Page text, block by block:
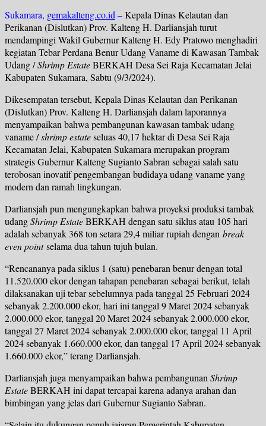
Sukamara, gemakalteng.co.id–Kepala Dinas Kelautan dan
Perikanan (Dislutkan) Prov. Kalteng H. Darliansjah turut
mendampingi Wakil Gubernur Kalteng H. Edy Pratowo menghadiri
kegiatan Tebar Perdana Benur Udang Vaname di Kawasan Tambak
Udang /Shrimp EstateBERKAH Desa Sei Raja Kecamatan Jelai
Kabupaten Sukamara, Sabtu (9/3/2024).
Dikesempatan tersebut, Kepala Dinas Kelautan dan Perikanan
(Dislutkan) Prov. Kalteng H. Darliansjah dalam laporannya
menyampaikan bahwa pembangunan kawasan tambak udang
vaname /shrimp estateseluas 40,17 hektar di Desa Sei Raja
Kecamatan Jelai, Kabupaten Sukamara merupakan program
strategis Gubernur Kalteng Sugianto Sabran sebagai salah satu
terobosan inovatif pengembangan budidaya udang vaname yang
modern dan ramah lingkungan.
Darliansjah pun mengungkapkan bahwa proyeksi produksi tambak
udangShrimp EstateBERKAH dengan satu siklus atau 105 hari
adalah sebanyak 368 ton setara 29,4 miliar rupiah dengan break
even pointselama dua tahun tujuh bulan.
“Rencananya pada siklus 1 (satu) penebaran benur dengan total
11.520.000 ekor dengan tahapan penebaran sebagai berikut, telah
dilaksanakan uji tebar sebelumnya pada tanggal 25 Februari 2024
sebanyak 2.200.000 ekor, hari ini tanggal 9 Maret 2024 sebanyak
2.000.000 ekor, tanggal 20 Maret 2024 sebanyak 2.000.000 ekor,
tanggal 27 Maret 2024 sebanyak 2.000.000 ekor, tanggal 11 April
2024 sebanyak 1.660.000 ekor, dan tanggal 17 April 2024 sebanyak
1.660.000 ekor,” terang Darliansjah.
Darliansjah juga menyampaikan bahwa pembangunanShrimp
EstateBERKAH ini dapat tercapai karena adanya arahan dan
bimbingan yang jelas dari Gubernur Sugianto Sabran.